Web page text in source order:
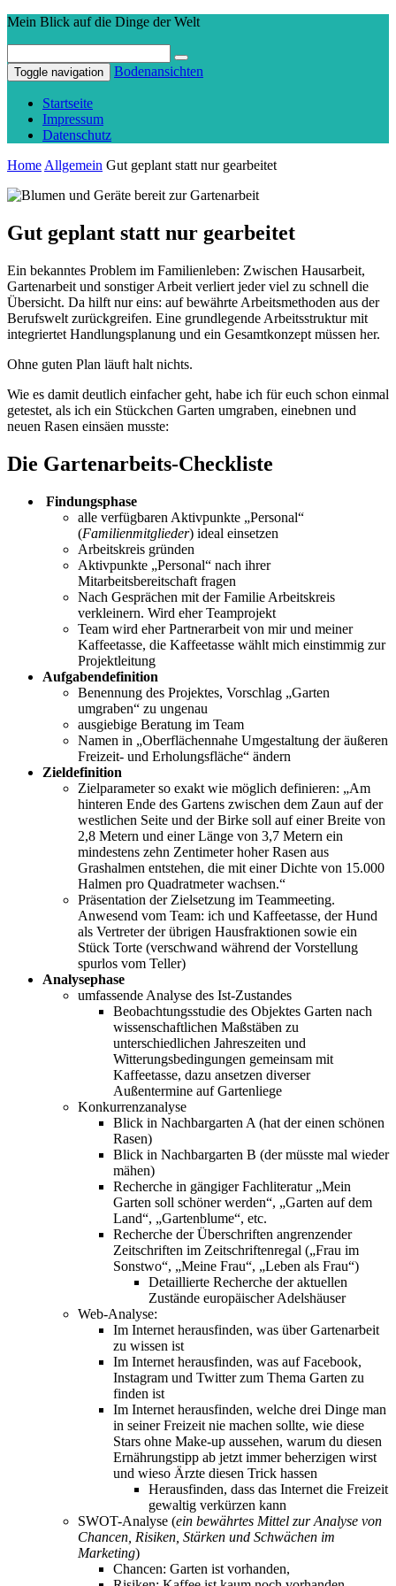
Mein Blick auf die Dinge der Welt
Toggle navigation Bodenansichten
Startseite
Impressum
Datenschutz
Home Allgemein Gut geplant statt nur gearbeitet
Gut geplant statt nur gearbeitet
Ein bekanntes Problem im Familienleben: Zwischen Hausarbeit,
Gartenarbeit und sonstiger Arbeit verliert jeder viel zu schnell die
Übersicht. Da hilft nur eins: auf bewährte Arbeitsmethoden aus der
Berufswelt zurückgreifen. Eine grundlegende Arbeitsstruktur mit
integriertet Handlungsplanung und ein Gesamtkonzept müssen her.
Ohne guten Plan läuft halt nichts.
Wie es damit deutlich einfacher geht, habe ich für euch schon einmal
getestet, als ich ein Stückchen Garten umgraben, einebnen und
neuen Rasen einsäen musste:
Die Gartenarbeits-Checkliste
Findungsphase
alle verfügbaren Aktivpunkte „Personal“
(Familienmitglieder) ideal einsetzen
Arbeitskreis gründen
Aktivpunkte „Personal“ nach ihrer
Mitarbeitsbereitschaft fragen
Nach Gesprächen mit der Familie Arbeitskreis
verkleinern. Wird eher Teamprojekt
Team wird eher Partnerarbeit von mir und meiner
Kaffeetasse, die Kaffeetasse wählt mich einstimmig zur
Projektleitung
Aufgabendefinition
Benennung des Projektes, Vorschlag „Garten
umgraben“ zu ungenau
ausgiebige Beratung im Team
Namen in „Oberflächennahe Umgestaltung der äußeren
Freizeit- und Erholungsfläche“ ändern
Zieldefinition
Zielparameter so exakt wie möglich definieren: „Am
hinteren Ende des Gartens zwischen dem Zaun auf der
westlichen Seite und der Birke soll auf einer Breite von
2,8 Metern und einer Länge von 3,7 Metern ein
mindestens zehn Zentimeter hoher Rasen aus
Grashalmen entstehen, die mit einer Dichte von 15.000
Halmen pro Quadratmeter wachsen.“
Präsentation der Zielsetzung im Teammeeting.
Anwesend vom Team: ich und Kaffeetasse, der Hund
als Vertreter der übrigen Hausfraktionen sowie ein
Stück Torte (verschwand während der Vorstellung
spurlos vom Teller)
Analysephase
umfassende Analyse des Ist-Zustandes
Beobachtungsstudie des Objektes Garten nach
wissenschaftlichen Maßstäben zu
unterschiedlichen Jahreszeiten und
Witterungsbedingungen gemeinsam mit
Kaffeetasse, dazu ansetzen diverser
Außentermine auf Gartenliege
Konkurrenzanalyse
Blick in Nachbargarten A (hat der einen schönen
Rasen)
Blick in Nachbargarten B (der müsste mal wieder
mähen)
Recherche in gängiger Fachliteratur „Mein
Garten soll schöner werden“, „Garten auf dem
Land“, „Gartenblume“, etc.
Recherche der Überschriften angrenzender
Zeitschriften im Zeitschriftenregal („Frau im
Sonstwo“, „Meine Frau“, „Leben als Frau“)
Detaillierte Recherche der aktuellen
Zustände europäischer Adelshäuser
Web-Analyse:
Im Internet herausfinden, was über Gartenarbeit
zu wissen ist
Im Internet herausfinden, was auf Facebook,
Instagram und Twitter zum Thema Garten zu
finden ist
Im Internet herausfinden, welche drei Dinge man
in seiner Freizeit nie machen sollte, wie diese
Stars ohne Make-up aussehen, warum du diesen
Ernährungstipp ab jetzt immer beherzigen wirst
und wieso Ärzte diesen Trick hassen
Herausfinden, dass das Internet die Freizeit
gewaltig verkürzen kann
SWOT-Analyse (ein bewährtes Mittel zur Analyse von
Chancen, Risiken, Stärken und Schwächen im
Marketing)
Chancen: Garten ist vorhanden,